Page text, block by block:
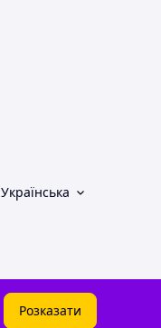
Українська
Розказати